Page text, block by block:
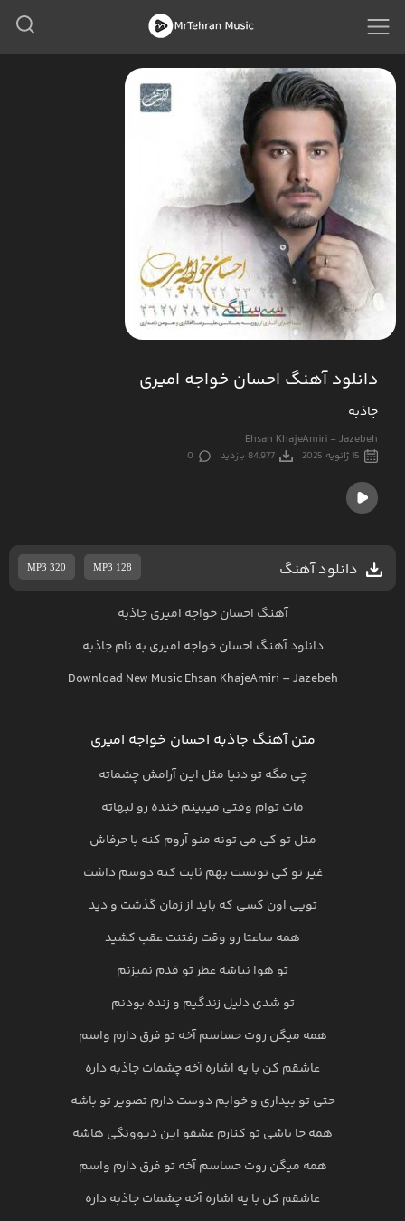
دانلود آهنگ احسان خواجه امیری
جاذبه
Ehsan KhajeAmiri - Jazebeh
15 ژانویه 2025 84,977 بازدید 0
دانلود آهنگ MP3 320 MP3 128
آهنگ احسان خواجه امیری جاذبه
دانلود آهنگ احسان خواجه امیری به نامجاذبه
Download New MusicEhsan KhajeAmiri –Jazebeh
متن آهنگ جاذبه احسان خواجه امیری
چی مگه تو دنیا مثل این آرامش چشماته
مات توام وقتی میبینم خنده رو لبهاته
مثل تو کی می تونه منو آروم کنه با حرفاش
غیر تو کی تونست بهم ثابت کنه دوسم داشت
تویی اون کسی که باید از زمان گذشت و دید
همه ساعتا رو وقت رفتنت عقب کشید
تو هوا نباشه عطر تو قدم نمیزنم
تو شدی دلیل زندگیم و زنده بودنم
همه میگن روت حساسم آخه تو فرق دارم واسم
عاشقم کن با یه اشاره آخه چشمات جاذبه داره
حتی تو بیداری و خوابم دوست دارم تصویر تو باشه
همه جا باشی تو کنارم عشقو این دیوونگی هاشه
همه میگن روت حساسم آخه تو فرق دارم واسم
عاشقم کن با یه اشاره آخه چشمات جاذبه داره